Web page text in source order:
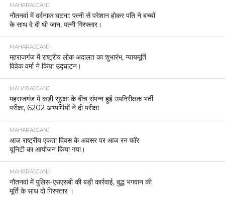
MAHARAJGANJ
नौतनवां में दर्दनाक घटना: पत्नी से परेशान होकर पति ने बच्चों
के साथ दे दी थी जान, पत्नी गिरफ्तार।
MAHARAJGANJ
महराजगंज में राष्ट्रीय लोक अदालत का शुभारंभ, न्यायमूर्ति
विवेक वर्मा ने किया उद्घाटन।
MAHARAJGANJ
महराजगंज में कड़ी सुरक्षा के बीच संपन्न हुई उपनिरीक्षक भर्ती
परीक्षा, 6202 अभ्यर्थियों ने दी परीक्षा
MAHARAJGANJ
आज राष्ट्रीय एकता दिवस के अवसर पर आज रन फॉर
यूनिटी का आयोजन किया गया।
MAHARAJGANJ
नौतनवां में पुलिस-एसएसबी की बड़ी कार्रवाई, बुद्ध भगवान की
मूर्ति के साथ दो गिरफ्तार ।